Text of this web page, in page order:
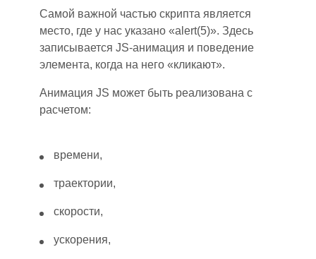
Самой важной частью скрипта является
место, где у нас указано «alert(5)». Здесь
записывается JS-анимация и поведение
элемента, когда на него «кликают».
Анимация JS может быть реализована с
расчетом:
времени,
траектории,
скорости,
ускорения,